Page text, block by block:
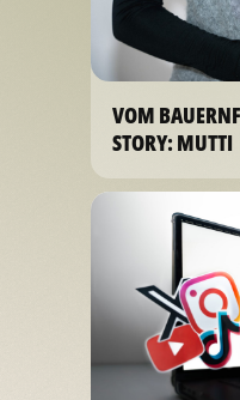
VOM
STORY: MUTTI